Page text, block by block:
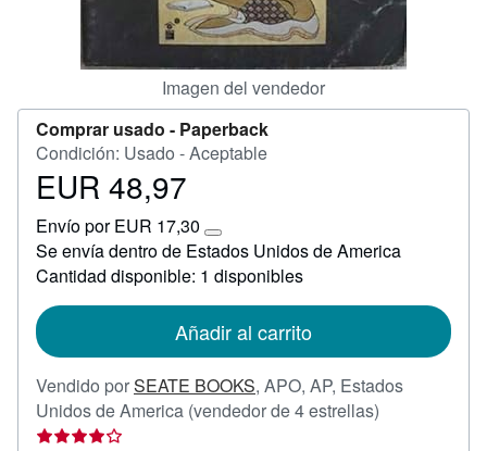
Imagen del vendedor
Comprar usado - Paperback
Condición: Usado - Aceptable
Precio
48,97
EUR 48,97
Envío por EUR 17,30
Más
información
sobre
tarifas
envío
Se envía dentro de Estados Unidos de America
Cantidad disponible: 1 disponibles
Añadir al carrito
Vendido porSEATE BOOKS, APO, AP, Estados
Unidos de America (vendedor de 4 estrellas)